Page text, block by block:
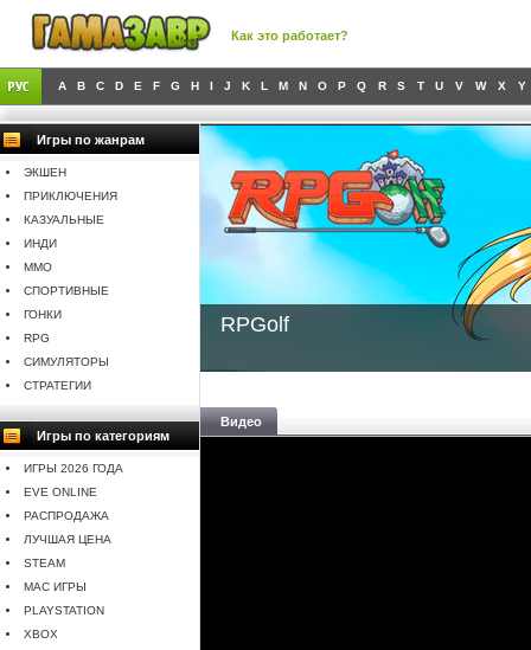
Как это работает?
A B C D E F G H I J K L M N O P Q R S T U V W X Y
Игры по жанрам
ЭКШЕН
ПРИКЛЮЧЕНИЯ
КАЗУАЛЬНЫЕ
ИНДИ
MMO
СПОРТИВНЫЕ
ГОНКИ
RPG
СИМУЛЯТОРЫ
СТРАТЕГИИ
Игры по категориям
ИГРЫ 2026 ГОДА
EVE ONLINE
РАСПРОДАЖА
ЛУЧШАЯ ЦЕНА
STEAM
MAC ИГРЫ
PLAYSTATION
XBOX
RPGolf
Видео